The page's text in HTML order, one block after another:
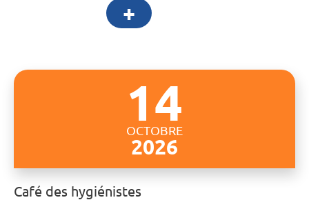
+
14
OCTOBRE
2026
Café des hygiénistes